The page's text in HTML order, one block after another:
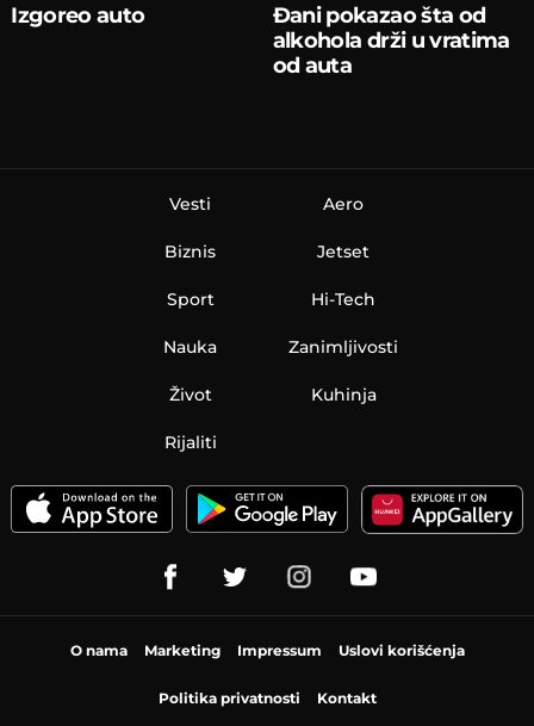
Izgoreo auto
Đani pokazao šta od
alkohola drži u vratima
od auta
Vesti
Biznis
Sport
Nauka
Aero
Jetset
Hi-Tech
Zanimljivosti
Život Kuhinja
Rijaliti
O nama Marketing Impressum Uslovi korišćenja
Politika privatnosti Kontakt